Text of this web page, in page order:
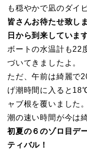
ビ
ス
子
元
も穏やかで凪のダイ
皆さんお待たせ致し
日から到来していま
ボートの水温計も22
づいてきましたよ。
ただ、午前は綺麗で
げ潮時間に入ると
ャブ根を覆いました。
潮の速い時間が今は
初夏の６のゾロ目デ
ティバル！